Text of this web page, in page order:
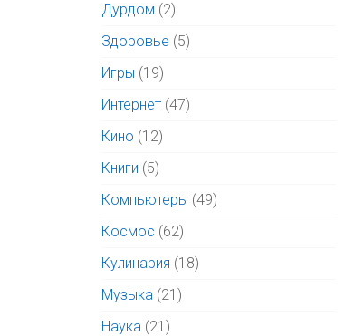
Дурдом (2)
Здоровье (5)
Игры (19)
Интернет (47)
Кино (12)
Книги (5)
Компьютеры (49)
Космос (62)
Кулинария (18)
Музыка (21)
Наука (21)